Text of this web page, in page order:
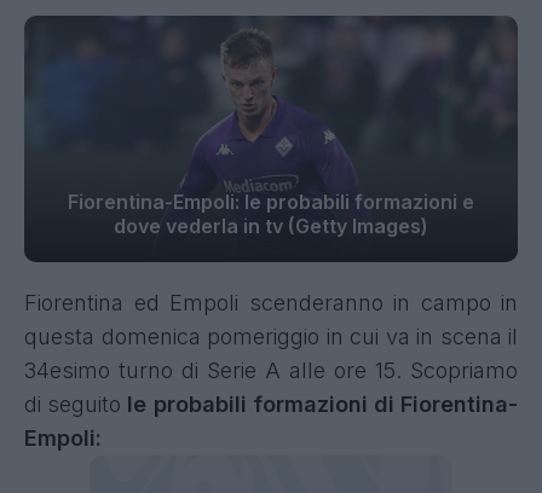
Fiorentina-Empoli: le probabili formazioni e
dove vederla in tv (Getty Images)
Fiorentina ed Empoli scenderanno in campo in
questa domenica pomeriggio in cui va in scena il
34esimo turno di Serie A alle ore 15. Scopriamo
di seguito le probabili formazioni di Fiorentina-
Empoli: